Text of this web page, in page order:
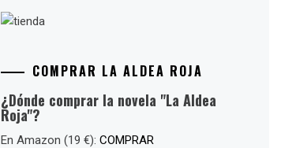
COMPRAR LA ALDEA ROJA
¿Dónde comprar la novela "La Aldea
Roja"?
En Amazon (19 €):COMPRAR